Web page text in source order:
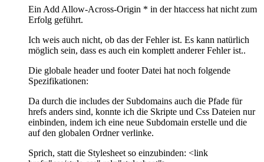
Ein Add Allow-Across-Origin * in der htaccess hat nicht zum
Erfolg geführt.
Ich weis auch nicht, ob das der Fehler ist. Es kann natürlich
möglich sein, dass es auch ein komplett anderer Fehler ist..
Die globale header und footer Datei hat noch folgende
Spezifikationen:
Da durch die includes der Subdomains auch die Pfade für
hrefs anders sind, konnte ich die Skripte und Css Dateien nur
einbinden, indem ich eine neue Subdomain erstelle und die
auf den globalen Ordner verlinke.
Sprich, statt die Stylesheet so einzubinden: <link